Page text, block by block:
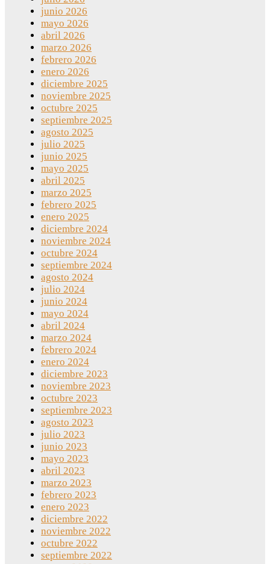
junio 2026
mayo 2026
abril 2026
marzo 2026
febrero 2026
enero 2026
diciembre 2025
noviembre 2025
octubre 2025
septiembre 2025
agosto 2025
julio 2025
junio 2025
mayo 2025
abril 2025
marzo 2025
febrero 2025
enero 2025
diciembre 2024
noviembre 2024
octubre 2024
septiembre 2024
agosto 2024
julio 2024
junio 2024
mayo 2024
abril 2024
marzo 2024
febrero 2024
enero 2024
diciembre 2023
noviembre 2023
octubre 2023
septiembre 2023
agosto 2023
julio 2023
junio 2023
mayo 2023
abril 2023
marzo 2023
febrero 2023
enero 2023
diciembre 2022
noviembre 2022
octubre 2022
septiembre 2022